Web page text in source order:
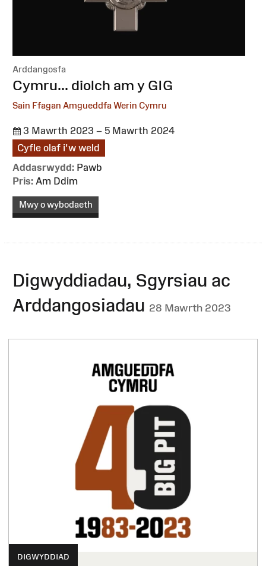
Arddangosfa
:Cymru... diolch am y GIG
Sain Ffagan Amgueddfa Werin Cymru
3 Mawrth 2023 – 5 Mawrth 2024
Cyfle olaf i'w weld
Addasrwydd: Pawb
Pris: Am Ddim
Mwy o wybodaeth
Digwyddiadau, Sgyrsiau ac
Arddangosiadau 28 Mawrth 2023
DIGWYDDIAD